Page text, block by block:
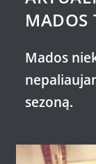
MADOS
Mados
sezoną.